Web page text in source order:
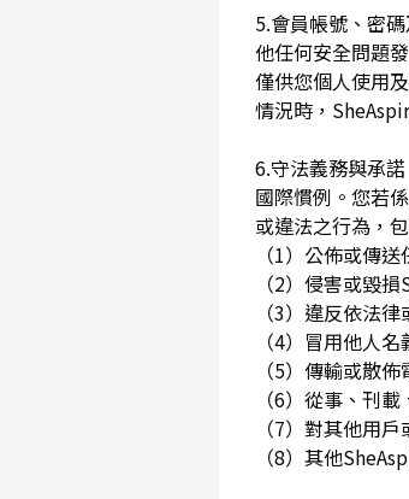
5.會員帳號、密
他任何安全問題
僅供您個人使用
情況時，
6.守法義務與承
國際慣例。您若
或違法之行為，
（1）公佈或傳
（2）侵害或毀
（3）違反依法
（4）冒用他人
（5）傳輸或散
（6）從事、刊
（7）對其他用
（8）其他